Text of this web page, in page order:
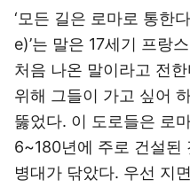
‘모든 길은 로마로 통한
e)’는 말은 17세기 프랑
처음 나온 말이라고 전
위해 그들이 가고 싶어
뚫었다. 이 도로들은 로
6~180년에 주로 건설된
병대가 닦았다. 우선 지